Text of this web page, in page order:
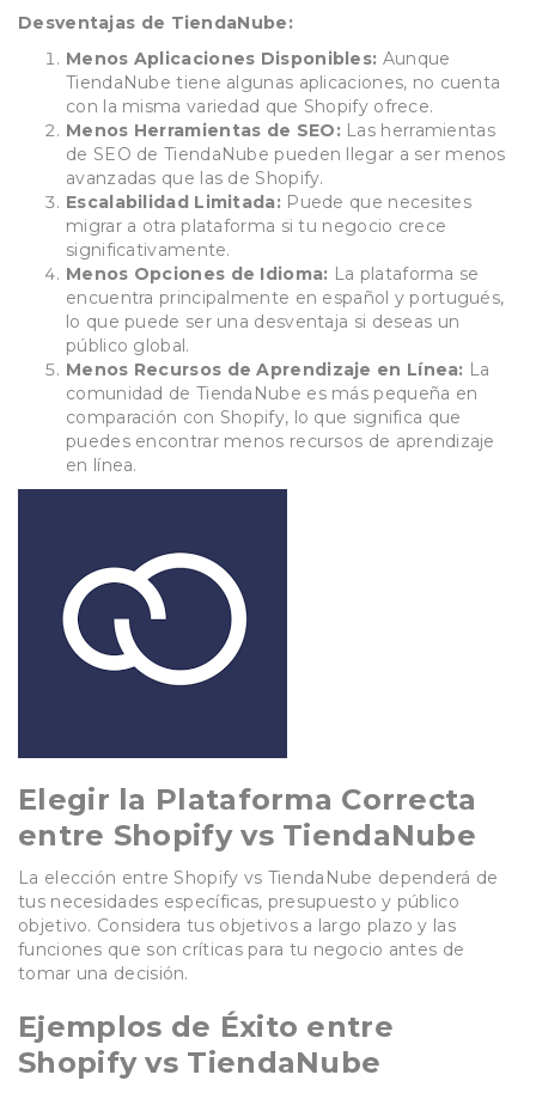
Desventajas de TiendaNube:
Menos Aplicaciones Disponibles: Aunque
TiendaNube tiene algunas aplicaciones, no cuenta
con la misma variedad que Shopify ofrece.
Menos Herramientas de SEO: Las herramientas
de SEO de TiendaNube pueden llegar a ser menos
avanzadas que las de Shopify.
Escalabilidad Limitada: Puede que necesites
migrar a otra plataforma si tu negocio crece
significativamente.
Menos Opciones de Idioma: La plataforma se
encuentra principalmente en español y portugués,
lo que puede ser una desventaja si deseas un
público global.
Menos Recursos de Aprendizaje en Línea: La
comunidad de TiendaNube es más pequeña en
comparación con Shopify, lo que significa que
puedes encontrar menos recursos de aprendizaje
en línea.
Elegir la Plataforma Correcta
entre Shopify vs TiendaNube
La elección entre Shopify vs TiendaNube dependerá de
tus necesidades específicas, presupuesto y público
objetivo. Considera tus objetivos a largo plazo y las
funciones que son críticas para tu negocio antes de
tomar una decisión.
Ejemplos de Éxito entre
Shopify vs TiendaNube